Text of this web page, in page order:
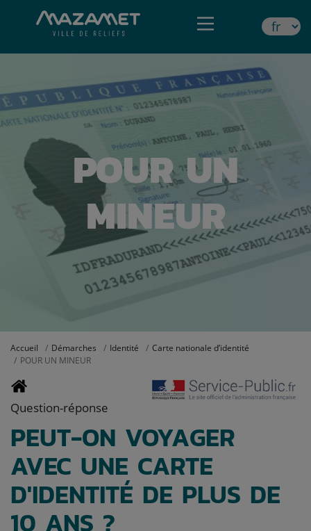
POUR UN
MINEUR
Accueil Démarches Identité
Carte nationale d’identité
POUR UN MINEUR
Question-réponse
PEUT-ON VOYAGER
AVEC UNE CARTE
D'IDENTITÉ DE PLUS DE
10 ANS ?